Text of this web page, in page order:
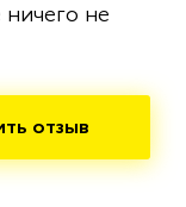
не
отзыв